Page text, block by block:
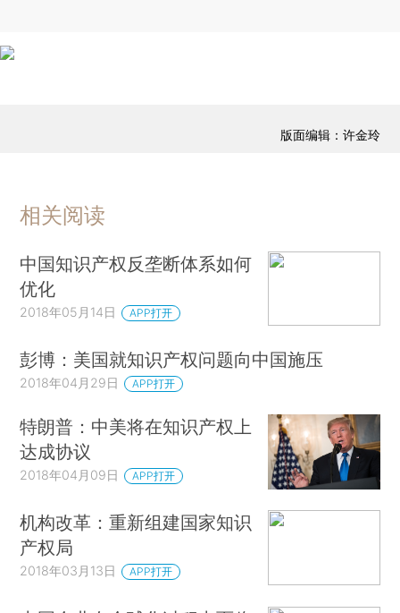
版面编辑：许金玲
相关阅读
中国知识产权反垄断体系如何
优化
2018年05月14日 APP打开
彭博：美国就知识产权问题向中国施压
2018年04月29日 APP打开
特朗普：中美将在知识产权上
达成协议
2018年04月09日 APP打开
机构改革：重新组建国家知识
产权局
2018年03月13日 APP打开